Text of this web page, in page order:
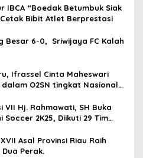
IBCA “Boedak Betumbuk Siak
Cetak Bibit Atlet Berprestasi
Besar 6-0, Sriwijaya FC Kalah
Ifrassel Cinta Maheswari
dalam O2SN tingkat Nasional
VII Hj. Rahmawati, SH Buka
Soccer 2K25, Diikuti 29 Tim
Asal Provinsi Riau Raih
Perak.